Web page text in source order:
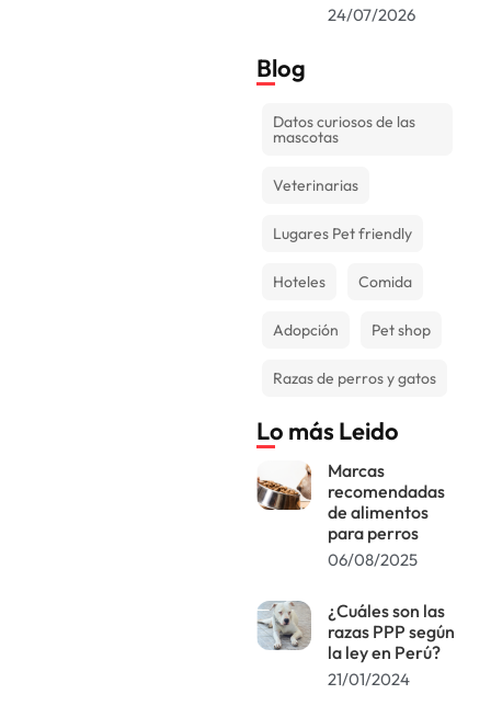
24/07/2026
Blog
Datos curiosos de las
mascotas
Veterinarias
Lugares Pet friendly
Hoteles Comida
Adopción Pet shop
Razas de perros y gatos
Lo más Leido
Marcas
recomendadas
de alimentos
para perros
06/08/2025
¿Cuáles son las
razas PPP según
la ley en Perú?
21/01/2024